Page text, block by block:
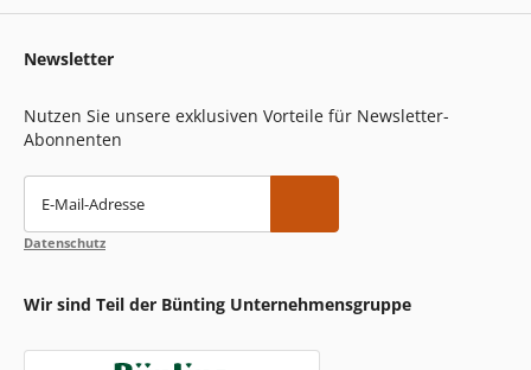
Newsletter
Nutzen Sie unsere exklusiven Vorteile für Newsletter-
Abonnenten
E-Mail-Adresse
Datenschutz
Wir sind Teil der Bünting Unternehmensgruppe